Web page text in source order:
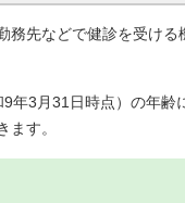
務先などで健診を受け
年3月31日時点）の年齢
ます。